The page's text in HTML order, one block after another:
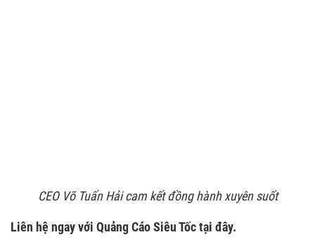
CEO Võ Tuấn Hải cam kết đồng hành xuyên suốt
Liên hệ ngay với Quảng Cáo Siêu Tốc tại đây.